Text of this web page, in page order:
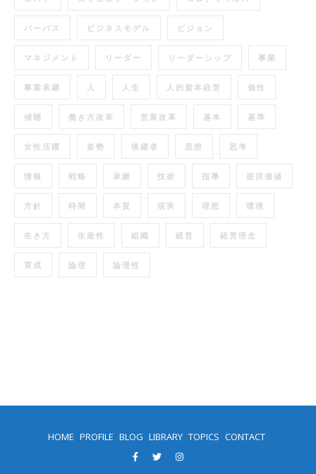
パーパス ビジネスモデル ビジョン
マネジメント リーダー リーダーシップ 事業
事業承継 人 人生 人的資本経営 個性
傾聴 働き方改革 営業改革 基本 基準
女性活躍 姿勢 後継者 思想 思考
情報 戦略 承継 技術 指導 提供価値
方針 時間 本質 現実 理想 環境
生き方 生産性 組織 経営 経営理念
育成 論理 論理性
HOME PROFILE BLOG LIBRARY TOPICS CONTACT